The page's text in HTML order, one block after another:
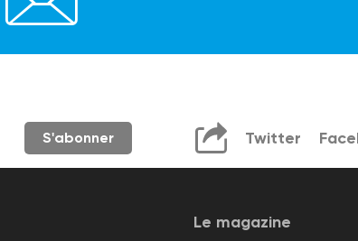
S'abonner Twitter
Le magazine